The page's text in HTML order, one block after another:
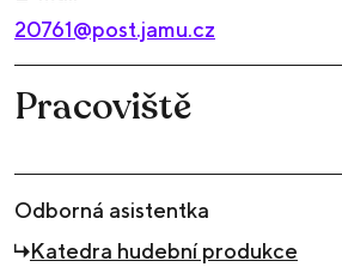
20761@post.jamu.cz
Pracoviště
Odborná asistentka
Katedra hudební produkce